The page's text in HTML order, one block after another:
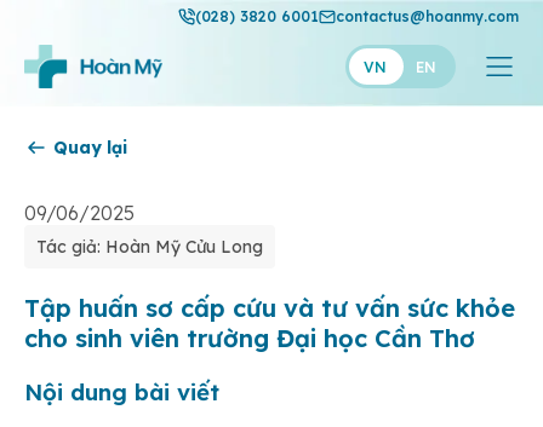
(028) 3820 6001 contactus@hoanmy.com
VN EN
Hạnh Phúc
Thuận Mỹ
Quay lại
09/06/2025
Tác giả: Hoàn Mỹ Cửu Long
Tập huấn sơ cấp cứu và tư vấn sức khỏe
cho sinh viên trường Đại học Cần Thơ
Nội dung bài viết